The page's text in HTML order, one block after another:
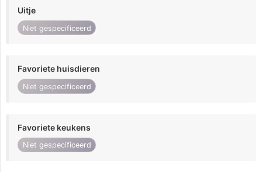
Uitje
Niet gespecificeerd
Favoriete huisdieren
Niet gespecificeerd
Favoriete keukens
Niet gespecificeerd